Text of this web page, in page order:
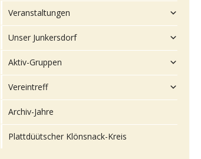
Veranstaltungen
Unser Junkersdorf
Aktiv-Gruppen
Vereintreff
Archiv-Jahre
Plattdüütscher Klönsnack-Kreis